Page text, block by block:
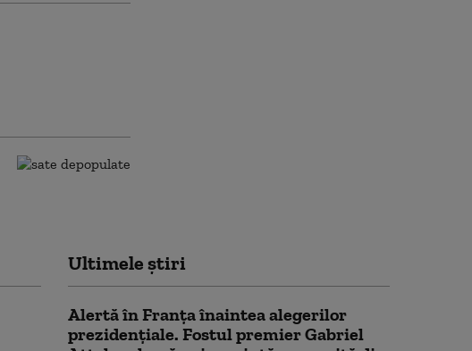
Ultimele știri
Alertă în Franța înaintea alegerilor
prezidențiale. Fostul premier Gabriel